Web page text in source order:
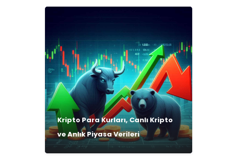
Kripto Para Kurları, Canlı Kripto
ve Anlık Piyasa Verileri